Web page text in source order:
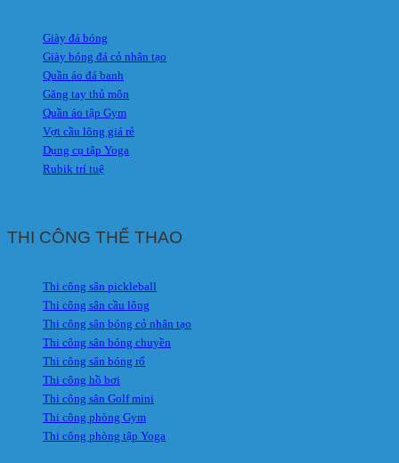
Giày đá bóng
Giày bóng đá cỏ nhân tạo
Quần áo đá banh
Găng tay thủ môn
Quần áo tập Gym
Vợt cầu lông giá rẻ
Dụng cụ tập Yoga
Rubik trí tuệ
THI CÔNG THỂ THAO
Thi công sân pickleball
Thi công sân cầu lông
Thi công sân bóng cỏ nhân tạo
Thi công sân bóng chuyền
Thi công sân bóng rổ
Thi công hồ bơi
Thi công sân Golf mini
Thi công phòng Gym
Thi công phòng tập Yoga